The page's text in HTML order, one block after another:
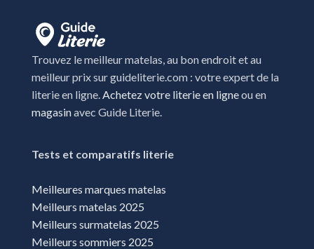
Trouvez le meilleur matelas, au bon endroit et au
meilleur prix sur guideliterie.com : votre expert de la
literie en ligne. Achetez votre literie en ligneou en
magasinavec Guide Literie.
Tests et comparatifs literie
Meilleures marques matelas
Meilleurs matelas 2025
Meilleurs surmatelas 2025
Meilleurs sommiers 2025